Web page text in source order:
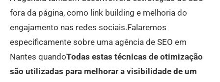
fora da página, como link building e melhoria do
engajamento nas redes sociais.Falaremos
especificamente sobre uma agência de SEO em
Nantes quandoTodas estas técnicas de otimização
são utilizadas para melhorar a visibilidade de um